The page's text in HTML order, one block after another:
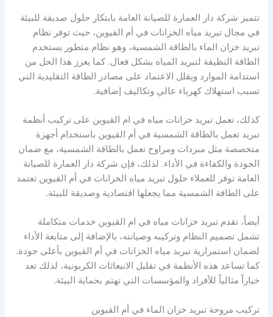
تتميز شركة دار العمارة للصيانة العامة بابتكار حلول صديقة للبيئة
في مجال تبريد مياه الخزانات في أم القيوين، حيث توفر نظام
تبريد خزان الماء بالطاقة الشمسية، وهو نظام متطور يستخدم
الطاقة النظيفة لتبريد المياه بشكل فعال. كما يعزز هذا الحل من
استدامة الموارد ويقلل الاعتماد على مصادر الطاقة التقليدية التي
تسبب استهلاك كهرباء عالي وتكاليف إضافية.
كذلك، تعمل تبريد خزانات مياه في ام القيوين على تركيب أنظمة
تبريد تعمل بالطاقة الشمسية في أم القيوين باستخدام أجهزة
متخصصة مثل مبردات ومراوح تعمل بالطاقة الشمسية، مع ضمان
الجودة والكفاءة في الأداء. لذلك، فإن شركة دار العمارة للصيانة
العامة توفر للعملاء حلول تبريد مياه الخزانات في أم القيوين تعتمد
على الطاقة الشمسية مما يجعلها اقتصادية وصديقة للبيئة.
أيضاً، تقدم تبريد خزانات مياه في ام القيوين خدمات متكاملة
تشمل تصميم النظام وتركيبه وصيانته، بالإضافة إلى متابعة الأداء
لضمان استمرارية تبريد مياه الخزانات في أم القيوين بأعلى جودة.
كما تساعد هذه الأنظمة في تقليل الانبعاثات الكربونية، لذلك تعد
خياراً مثالياً للأفراد والمؤسسات التي تهتم بحماية البيئة.
تركيب مروحة تبريد خزان الماء في أم القيوين